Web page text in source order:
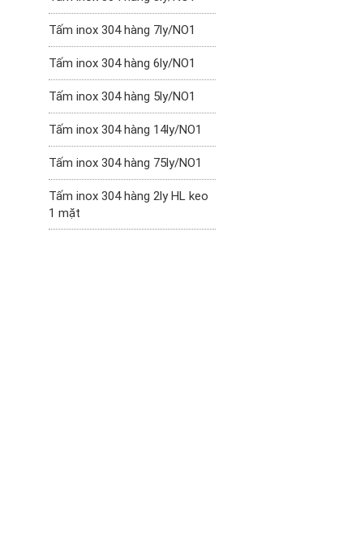
Tấm inox 304 hàng 7ly/NO1
Tấm inox 304 hàng 6ly/NO1
Tấm inox 304 hàng 5ly/NO1
Tấm inox 304 hàng 14ly/NO1
Tấm inox 304 hàng 75ly/NO1
Tấm inox 304 hàng 2ly HL keo
1 mặt